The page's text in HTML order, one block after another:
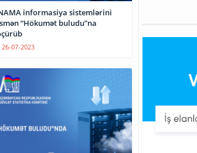
informasiya sistemlərini
“Hökumət buludu”na
26-07-2023